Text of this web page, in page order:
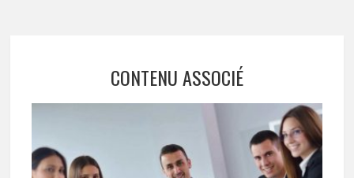
CONTENU ASSOCIÉ